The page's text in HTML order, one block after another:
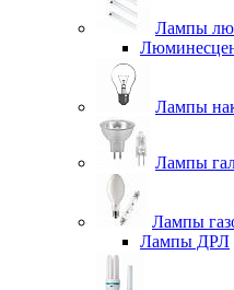
Лампы
Лампы
Лампы
Лампы
Лампы ДРЛ